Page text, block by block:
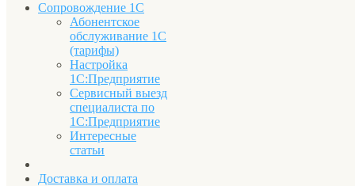
Сопровождение 1С
Абонентское
обслуживание 1С
(тарифы)
Настройка
1С:Предприятие
Сервисный выезд
специалиста по
1С:Предприятие
Интересные
статьи
Доставка и оплата